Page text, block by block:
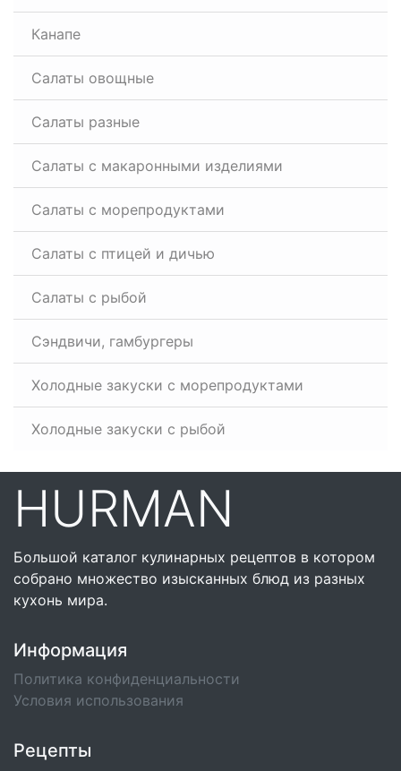
Канапе
Салаты овощные
Салаты разные
Салаты с макаронными изделиями
Салаты с морепродуктами
Салаты с птицей и дичью
Салаты с рыбой
Сэндвичи, гамбургеры
Холодные закуски с морепродуктами
Холодные закуски с рыбой
HURMAN
Большой каталог кулинарных рецептов в котором
собрано множество изысканных блюд из разных
кухонь мира.
Информация
Политика конфиденциальности
Условия использования
Рецепты